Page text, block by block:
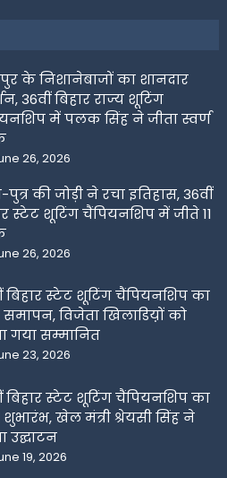
के निशानेबाजों का शानदार
36वीं बिहार राज्य शूटिंग
में पलक सिंह ने जीता स्वर्ण
26, 2026
पुत्र की जोड़ी ने रचा इतिहास, 36वीं
स्टेट शूटिंग चैंपियनशिप में जीते 11
26, 2026
बिहार स्टेट शूटिंग चैंपियनशिप का
विजेता खिलाडिय़ों को
गया सम्मानित
23, 2026
बिहार स्टेट शूटिंग चैंपियनशिप का
खेल मंत्री श्रेयसी सिंह ने
उद्घाटन
19, 2026